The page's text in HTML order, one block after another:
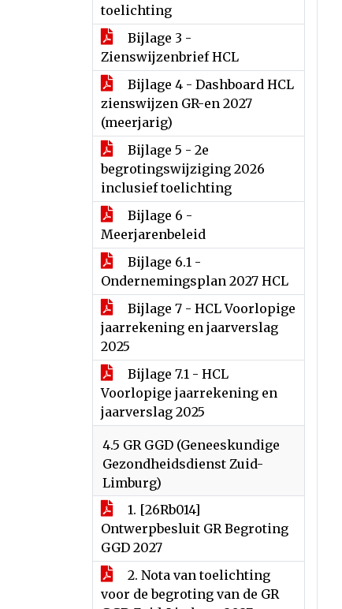
toelichting
Bijlage 3 -
Zienswijzenbrief HCL
Bijlage 4 - Dashboard HCL
zienswijzen GR-en 2027
(meerjarig)
Bijlage 5 - 2e
begrotingswijziging 2026
inclusief toelichting
Bijlage 6 -
Meerjarenbeleid
Bijlage 6.1 -
Ondernemingsplan 2027 HCL
Bijlage 7 - HCL Voorlopige
jaarrekening en jaarverslag
2025
Bijlage 7.1 - HCL
Voorlopige jaarrekening en
jaarverslag 2025
4.5 GR GGD (Geneeskundige
Gezondheidsdienst Zuid-
Limburg)
1. [26Rb014]
Ontwerpbesluit GR Begroting
GGD 2027
2. Nota van toelichting
voor de begroting van de GR